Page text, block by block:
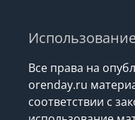
Все права на
orenday.ru
соответствии с